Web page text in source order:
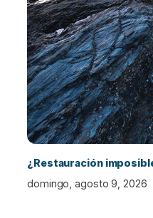
¿Restauración
domingo, agosto 9, 2026